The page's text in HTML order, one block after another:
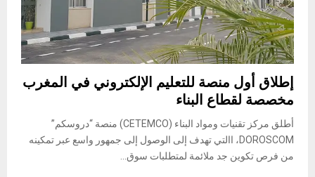
إطلاق أول منصة للتعليم الإلكتروني في المغرب
مخصصة لقطاع البناء
أطلق مركز تقنيات ومواد البناء (CETEMCO) منصة “دروسكم”
DOROSCOM، االتي تهدف إلى الوصول إلى جمهور واسع عبر تمكينه
من فرص تكوين جد ملائمة لمتطلبات سوق...